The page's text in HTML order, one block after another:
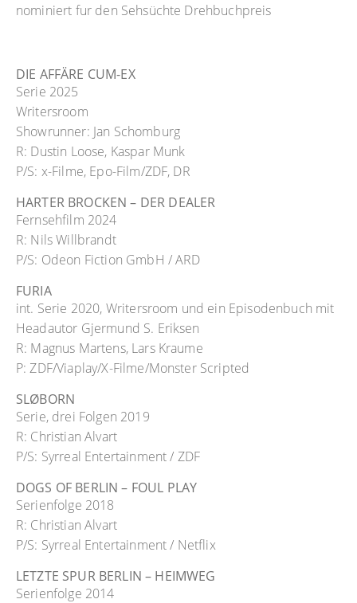
nominiert fur den Sehsüchte Drehbuchpreis
DIE AFFÄRE CUM-EX
Serie 2025
Writersroom
Showrunner: Jan Schomburg
R: Dustin Loose, Kaspar Munk
P/S: x-Filme, Epo-Film/ZDF, DR
HARTER BROCKEN – DER DEALER
Fernsehfilm 2024
R: Nils Willbrandt
P/S: Odeon Fiction GmbH / ARD
FURIA
int. Serie 2020, Writersroom und ein Episodenbuch mit
Headautor Gjermund S. Eriksen
R: Magnus Martens, Lars Kraume
P: ZDF/Viaplay/X-Filme/Monster Scripted
SLØBORN
Serie, drei Folgen 2019
R: Christian Alvart
P/S: Syrreal Entertainment / ZDF
DOGS OF BERLIN – FOUL PLAY
Serienfolge 2018
R: Christian Alvart
P/S: Syrreal Entertainment / Netflix
LETZTE SPUR BERLIN – HEIMWEG
Serienfolge 2014